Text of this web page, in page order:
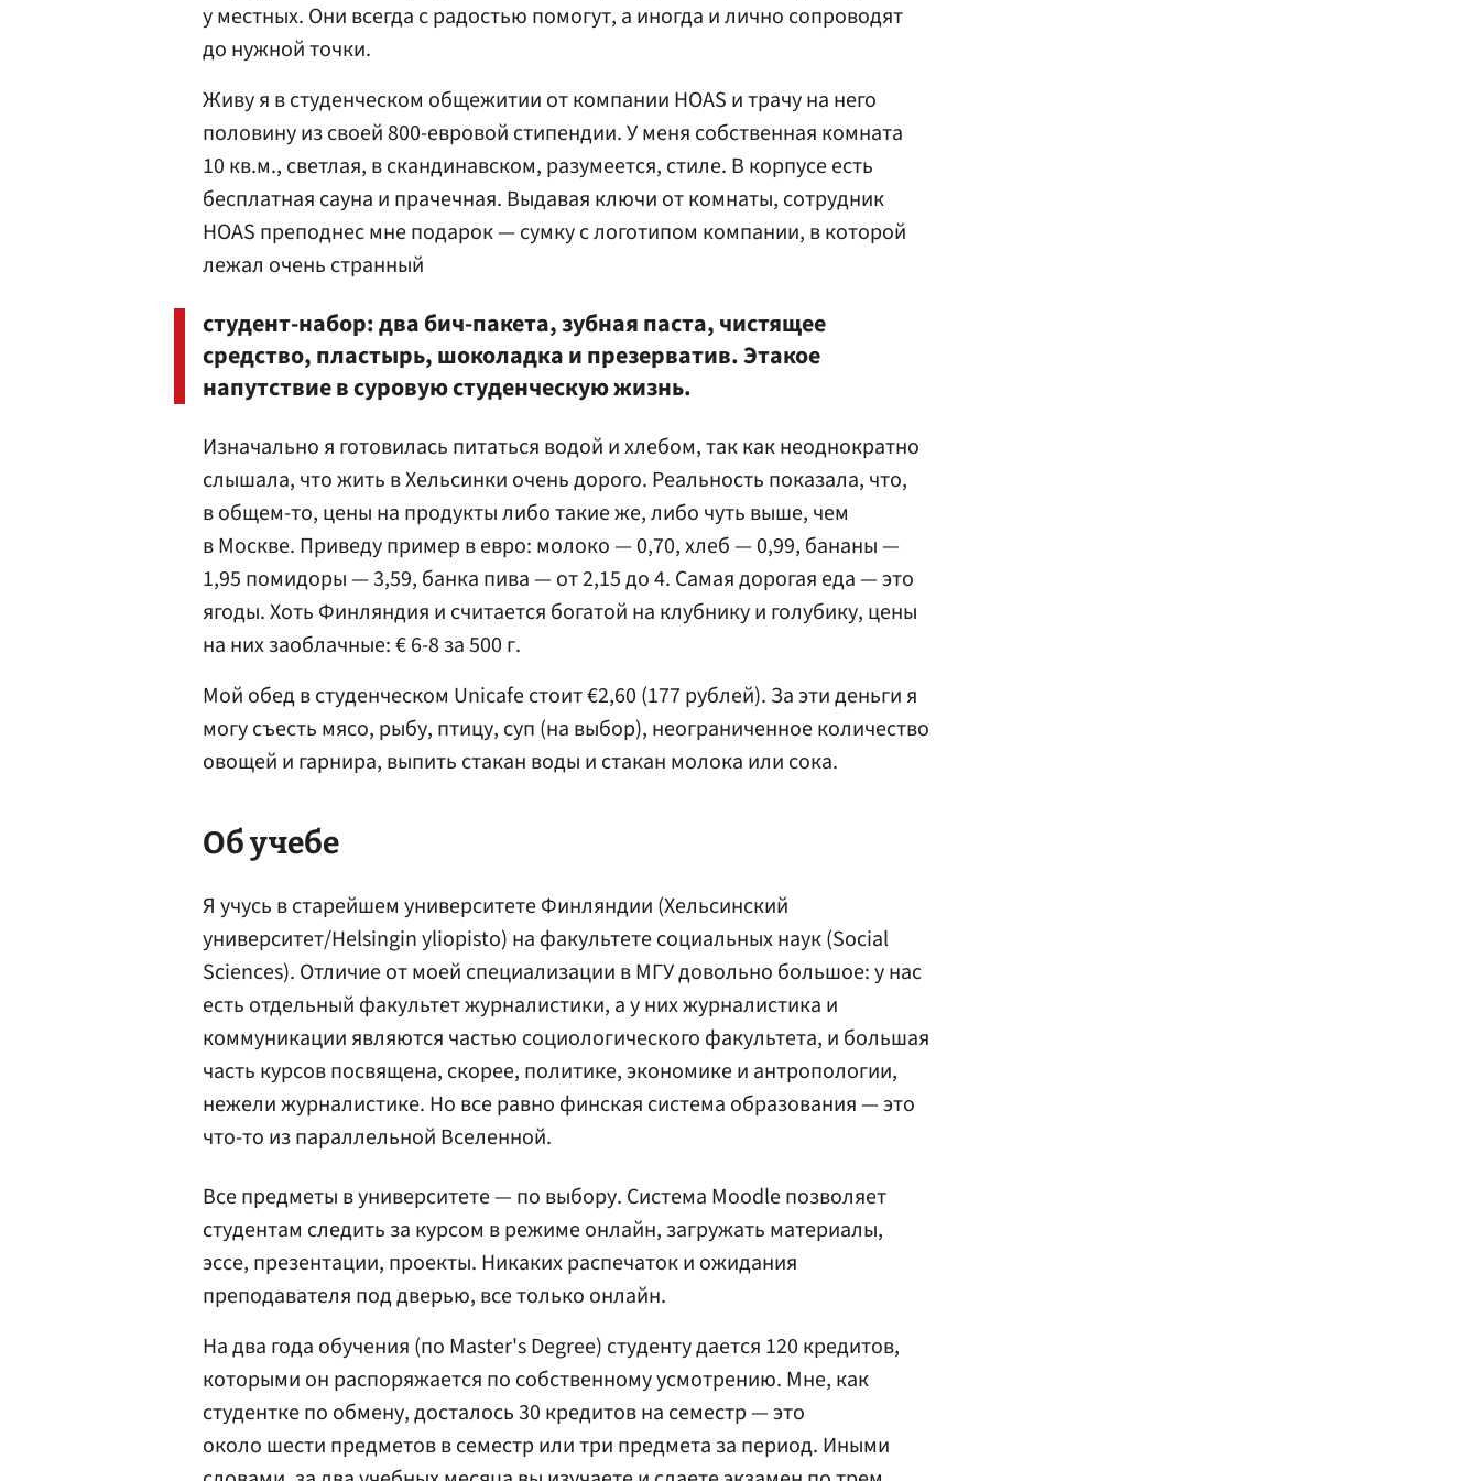
у местных. Они всегда с радостью помогут, а иногда и лично сопроводят
до нужной точки.
Живу я в студенческом общежитии от компании HOAS и трачу на него
половину из своей 800-евровой стипендии. У меня собственная комната
10 кв.м., светлая, в скандинавском, разумеется, стиле. В корпусе есть
бесплатная сауна и прачечная. Выдавая ключи от комнаты, сотрудник
HOAS преподнес мне подарок — сумку с логотипом компании, в которой
лежал очень странный
студент-набор: два бич-пакета, зубная паста, чистящее
средство, пластырь, шоколадка и презерватив. Этакое
напутствие в суровую студенческую жизнь.
Изначально я готовилась питаться водой и хлебом, так как неоднократно
слышала, что жить в Хельсинки очень дорого. Реальность показала, что,
в общем-то, цены на продукты либо такие же, либо чуть выше, чем
в Москве. Приведу пример в евро: молоко — 0,70, хлеб — 0,99, бананы —
1,95 помидоры — 3,59, банка пива — от 2,15 до 4. Самая дорогая еда — это
ягоды. Хоть Финляндия и считается богатой на клубнику и голубику, цены
на них заоблачные: € 6-8 за 500 г.
Мой обед в студенческом Unicafe стоит €2,60 (177 рублей). За эти деньги я
могу съесть мясо, рыбу, птицу, суп (на выбор), неограниченное количество
овощей и гарнира, выпить стакан воды и стакан молока или сока.
Об учебе
Я учусь в старейшем университете Финляндии (Хельсинский
университет/Helsingin yliopisto) на факультете социальных наук (Social
Sciences). Отличие от моей специализации в МГУ довольно большое: у нас
есть отдельный факультет журналистики, а у них журналистика и
коммуникации являются частью социологического факультета, и большая
часть курсов посвящена, скорее, политике, экономике и антропологии,
нежели журналистике. Но все равно финская система образования — это
что-то из параллельной Вселенной.
Все предметы в университете — по выбору. Система Moodle позволяет
студентам следить за курсом в режиме онлайн, загружать материалы,
эссе, презентации, проекты. Никаких распечаток и ожидания
преподавателя под дверью, все только онлайн.
На два года обучения (по Master's Degree) студенту дается 120 кредитов,
которыми он распоряжается по собственному усмотрению. Мне, как
студентке по обмену, досталось 30 кредитов на семестр — это
около шести предметов в семестр или три предмета за период. Иными